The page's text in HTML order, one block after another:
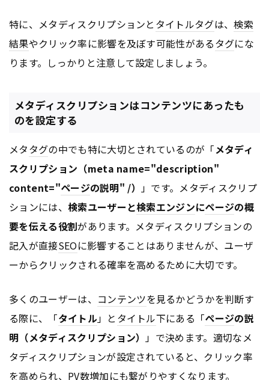
特に、メタディスクリプションと タイトルタグは、検索
結果やクリック率に影響を及ぼす可能性があるタグにな
ります。しっかりと注意して設定しましょう。
メタディスクリプションはコンテンツにあったも
のを設定する
メタタグの中でも特に大切とされているのが「メタディ
スクリプション（meta name="description"
content="ページの説明" /） 」です。メタディスクリプ
ションには、 検索ユーザーと検索エンジンにページの概
要を伝える役割があります。メタディスクリプションの
記入が直接SEOに影響することはありませんが、ユーザ
ーからクリックされる確率を高めるために大切です。
多くのユーザーは、 コンテンツを見るかどうかを判断す
る際に、「タイトル」と タイトル下にある「ページの説
明（メタディスクリプション） 」で決めます。適切なメ
タディスクリプションが設定されていると、クリック率
を高められ、 PV数増加にも繋がりやすくなります。